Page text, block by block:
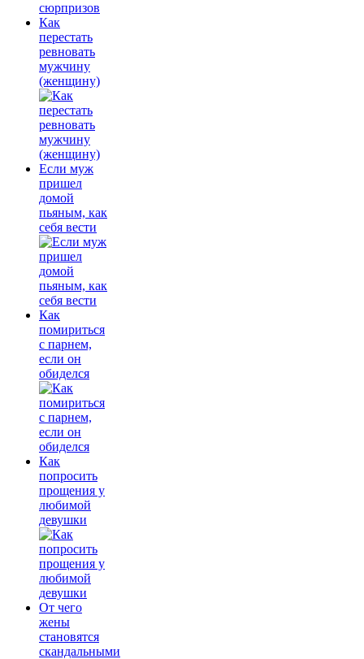
Как
перестать
ревновать
мужчину
(женщину)
Если муж
пришел
домой
пьяным, как
себя вести
Как
помириться
с парнем,
если он
обиделся
Как
попросить
прощения у
любимой
девушки
От чего
жены
становятся
скандальными